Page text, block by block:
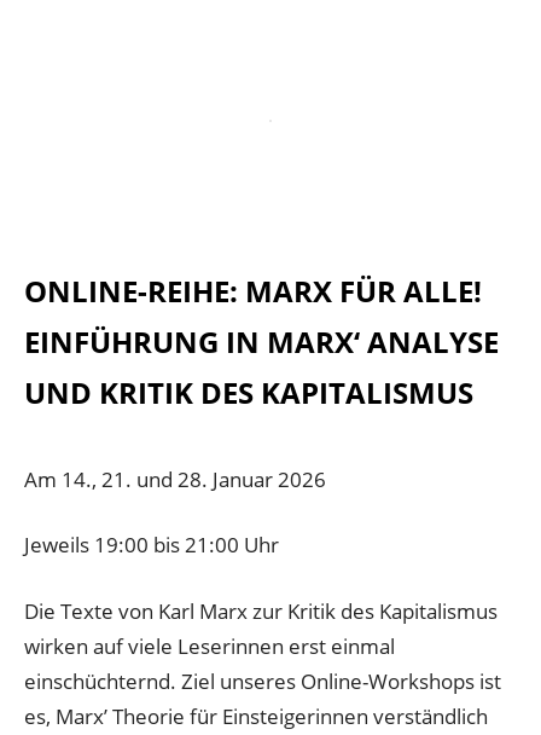
ONLINE-REIHE: MARX FÜR ALLE!
EINFÜHRUNG IN MARX‘ ANALYSE
UND KRITIK DES KAPITALISMUS
Am 14., 21. und 28. Januar 2026
Jeweils 19:00 bis 21:00 Uhr
Die Texte von Karl Marx zur Kritik des Kapitalismus
wirken auf viele Leserinnen erst einmal
einschüchternd. Ziel unseres Online-Workshops ist
es, Marx’ Theorie für Einsteigerinnen verständlich